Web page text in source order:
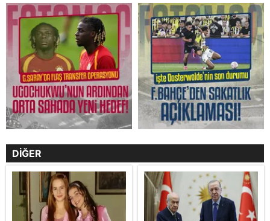
DİĞER